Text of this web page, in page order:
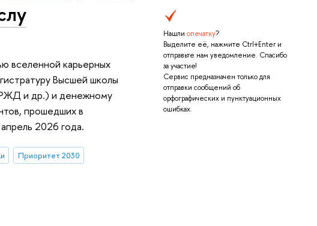
Нашли опечатку?
Выделите её, нажмите Ctrl+Enter и
отправьте нам уведомление. Спасибо
за участие!
Сервис предназначен только для
отправки сообщений об
орфографических и пунктуационных
ошибках.
вселенной карьерных
Высшей школы
РЖД и др.) и денежному
прошедших в
2026 года.
Приоритет 2030